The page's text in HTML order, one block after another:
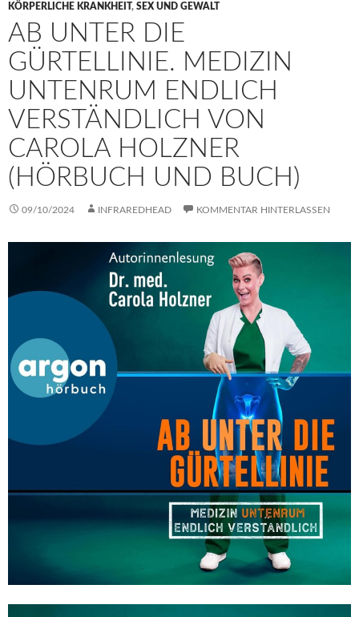
KÖRPERLICHE KRANKHEIT, SEX UND GEWALT
AB UNTER DIE
GÜRTELLINIE. MEDIZIN
UNTENRUM ENDLICH
VERSTÄNDLICH VON
CAROLA HOLZNER
(HÖRBUCH UND BUCH)
09/10/2024 INFRAREDHEAD KOMMENTAR HINTERLASSEN